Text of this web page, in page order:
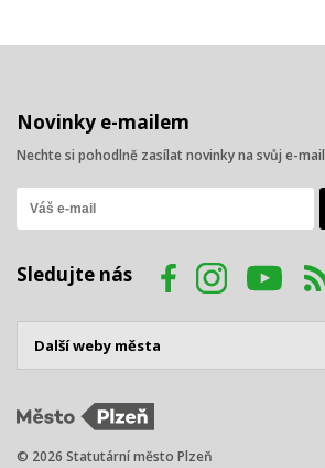
Novinky e-mailem
Nechte si pohodlně zasílat novinky na svůj e-mail
Sledujte nás
© 2026 Statutární město Plzeň